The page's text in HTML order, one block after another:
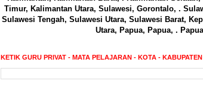
Timur, Kalimantan Utara, Sulawesi, Gorontalo, .
Sulawesi Tengah, Sulawesi Utara, Sulawesi Barat,
Utara, Papua, Papua, .
KETIK GURU PRIVAT - MATA PELAJARAN - KOTA - KABUPATEN